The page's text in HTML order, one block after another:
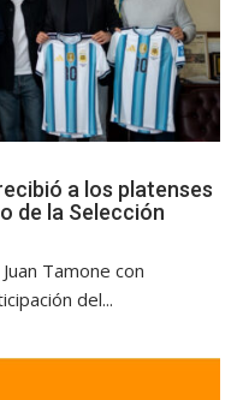
a los platenses
de la Selección
Tamone con
del...